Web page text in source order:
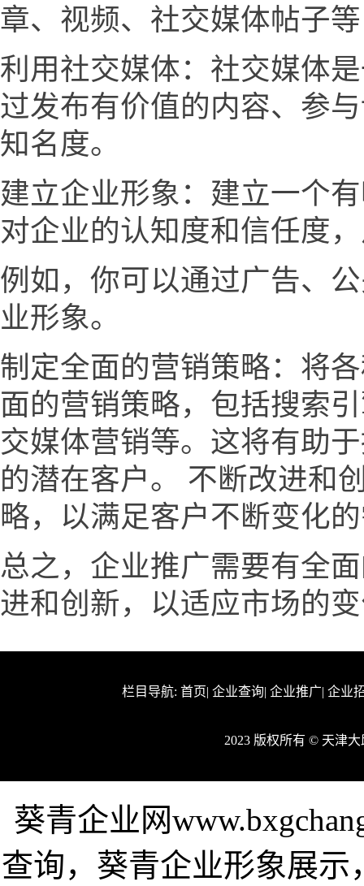
章、视频、社交媒体帖子
利用社交媒体：社交媒体
过发布有价值的内容、参
知名度。
建立企业形象：建立一个
对企业的认知度和信任度
例如，你可以通过广告、
业形象。
制定全面的营销策略：将
面的营销策略，包括搜索
交媒体营销等。这将有助
的潜在客户。 不断改进和
略，以满足客户不断变化
总之，企业推广需要有全
进和创新，以适应市场的
栏目导航: 首页| 企业查询| 企业推广| 企业
2023 版权所有 © 天津
葵青企业网
查询，葵青企业形象展